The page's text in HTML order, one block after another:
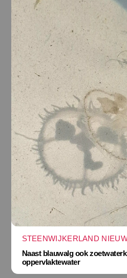
STEENWIJKERLAND
Naast blauwalg ook
oppervlaktewater